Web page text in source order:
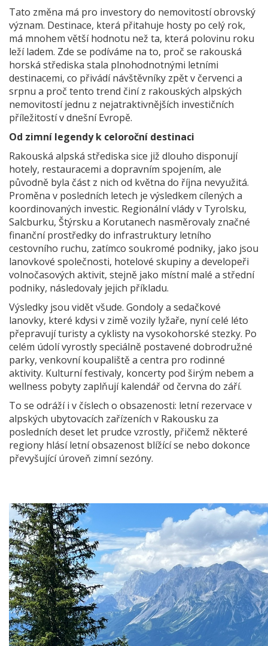
Tato změna má pro investory do nemovitostí obrovský
význam. Destinace, která přitahuje hosty po celý rok,
má mnohem větší hodnotu než ta, která polovinu roku
leží ladem. Zde se podíváme na to, proč se rakouská
horská střediska stala plnohodnotnými letními
destinacemi, co přivádí návštěvníky zpět v červenci a
srpnu a proč tento trend činí z rakouských alpských
nemovitostí jednu z nejatraktivnějších investičních
příležitostí v dnešní Evropě.
Od zimní legendy k celoroční destinaci
Rakouská alpská střediska sice již dlouho disponují
hotely, restauracemi a dopravním spojením, ale
původně byla část z nich od května do října nevyužitá.
Proměna v posledních letech je výsledkem cílených a
koordinovaných investic. Regionální vlády v Tyrolsku,
Salcburku, Štýrsku a Korutanech nasměrovaly značné
finanční prostředky do infrastruktury letního
cestovního ruchu, zatímco soukromé podniky, jako jsou
lanovkové společnosti, hotelové skupiny a developeři
volnočasových aktivit, stejně jako místní malé a střední
podniky, následovaly jejich příkladu.
Výsledky jsou vidět všude. Gondoly a sedačkové
lanovky, které kdysi v zimě vozily lyžaře, nyní celé léto
přepravují turisty a cyklisty na vysokohorské stezky. Po
celém údolí vyrostly speciálně postavené dobrodružné
parky, venkovní koupaliště a centra pro rodinné
aktivity. Kulturní festivaly, koncerty pod širým nebem a
wellness pobyty zaplňují kalendář od června do září.
To se odráží i v číslech o obsazenosti: letní rezervace v
alpských ubytovacích zařízeních v Rakousku za
posledních deset let prudce vzrostly, přičemž některé
regiony hlásí letní obsazenost blížící se nebo dokonce
převyšující úroveň zimní sezóny.